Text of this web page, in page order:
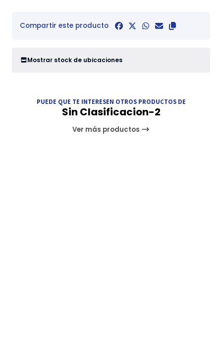
Compartir este producto
Mostrar stock de ubicaciones
PUEDE QUE TE INTERESEN OTROS PRODUCTOS DE
Sin Clasificacion-2
Ver más productos